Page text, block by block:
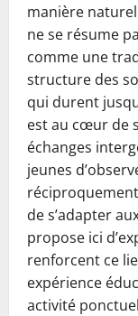
manière
ne se résume
comme une
structure des
qui durent
est au cœur de
échanges
jeunes
de s’adapter
propose ici
renforcent ce
expérience
activité